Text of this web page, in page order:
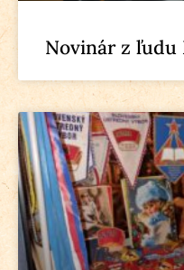
Novinár z